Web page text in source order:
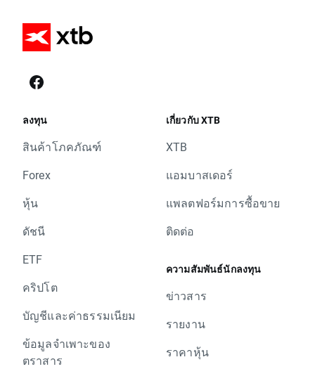
ลงทุน
สินค้าโภคภัณฑ์
Forex
หุ้น
ดัชนี
ETF
คริปโต
บัญชีและค่าธรรมเนียม
ข้อมูลจำเพาะของ
ตราสาร
เกี่ยวกับ XTB
XTB
แอมบาสเดอร์
แพลตฟอร์มการซื้อขาย
ติดต่อ
ความสัมพันธ์นักลงทุน
ข่าวสาร
รายงาน
ราคาหุ้น